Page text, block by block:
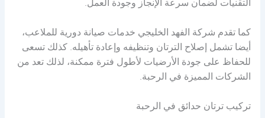
التقنيات لضمان سرعة الإنجاز وجودة العمل.
كما تقدم شركة الفهد الخليجي خدمات صيانة دورية للملاعب،
أيضا تشمل إصلاح الترتان وتنظيفه وإعادة تأهيله. كذلك تسعى
للحفاظ على جودة الأرضيات لأطول فترة ممكنة، لذلك تعد من
الشركات المميزة في الرحبة.
تركيب ترتان حدائق في الرحبة